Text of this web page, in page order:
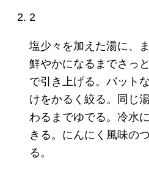
2
塩少々を加えた湯に、
鮮やかになるまでさっ
で引き上げる。バット
けをかるく絞る。同じ
わるまでゆでる。冷水
きる。にんにく風味の
る。